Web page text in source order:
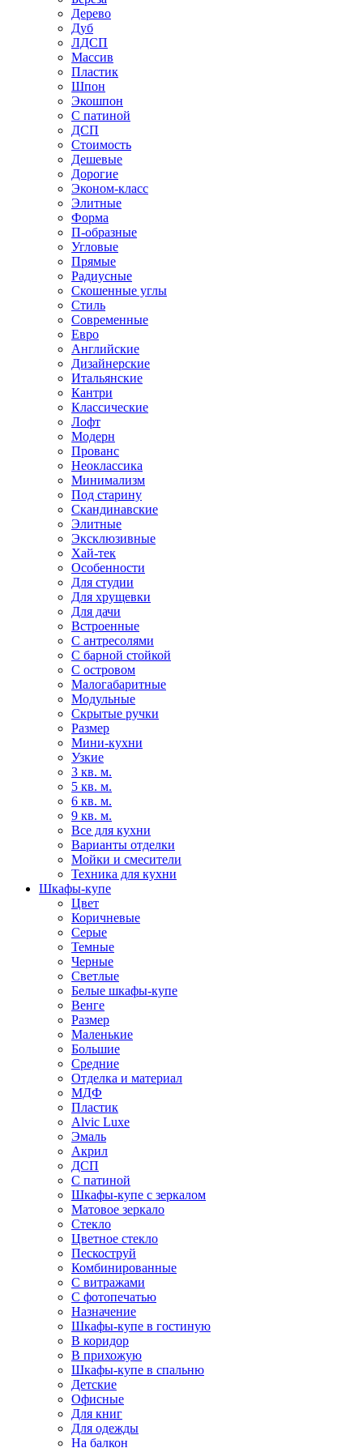
Дерево
Дуб
ЛДСП
Массив
Пластик
Шпон
Экошпон
С патиной
ДСП
Стоимость
Дешевые
Дорогие
Эконом-класс
Элитные
Форма
П-образные
Угловые
Прямые
Радиусные
Скошенные углы
Стиль
Современные
Евро
Английские
Дизайнерские
Итальянские
Кантри
Классические
Лофт
Модерн
Прованс
Неоклассика
Минимализм
Под старину
Скандинавские
Элитные
Эксклюзивные
Хай-тек
Особенности
Для студии
Для хрущевки
Для дачи
Встроенные
С антресолями
С барной стойкой
С островом
Малогабаритные
Модульные
Скрытые ручки
Размер
Мини-кухни
Узкие
3 кв. м.
5 кв. м.
6 кв. м.
9 кв. м.
Все для кухни
Варианты отделки
Мойки и смесители
Техника для кухни
Шкафы-купе
Цвет
Коричневые
Серые
Темные
Черные
Светлые
Белые шкафы-купе
Венге
Размер
Маленькие
Большие
Средние
Отделка и материал
МДФ
Пластик
Alvic Luxe
Эмаль
Акрил
ДСП
С патиной
Шкафы-купе с зеркалом
Матовое зеркало
Стекло
Цветное стекло
Пескоструй
Комбинированные
С витражами
С фотопечатью
Назначение
Шкафы-купе в гостиную
В коридор
В прихожую
Шкафы-купе в спальню
Детские
Офисные
Для книг
Для одежды
На балкон